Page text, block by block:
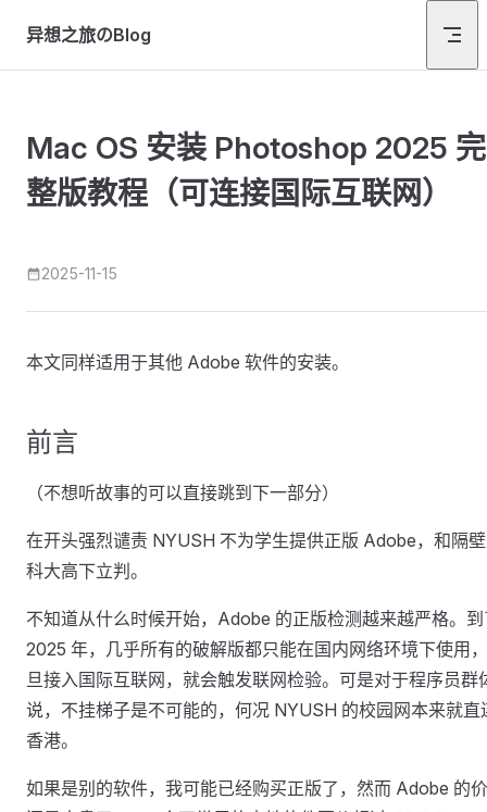
Skip to content
异想之旅のBlog
Mac OS 安装 Photoshop 2025 完
整版教程（可连接国际互联网）
2025-11-15
本文同样适用于其他 Adobe 软件的安装。
前言
（不想听故事的可以直接跳到下一部分）
在开头强烈谴责 NYUSH 不为学生提供正版 Adobe，和隔
科大高下立判。
不知道从什么时候开始，Adobe 的正版检测越来越严格。
2025 年，几乎所有的破解版都只能在国内网络环境下使用
旦接入国际互联网，就会触发联网检验。可是对于程序员群
说，不挂梯子是不可能的，何况 NYUSH 的校园网本来就直
香港。
如果是别的软件，我可能已经购买正版了，然而 Adobe 的